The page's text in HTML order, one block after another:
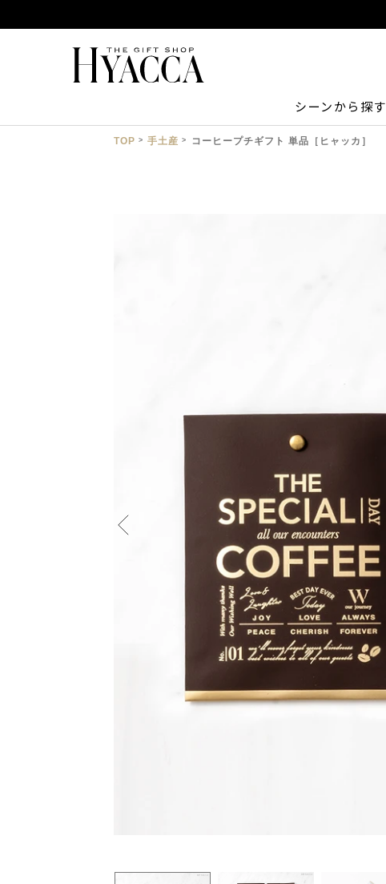
シーンから探す
TOP 手土産 コーヒープチギフト 単品［ヒャッカ］